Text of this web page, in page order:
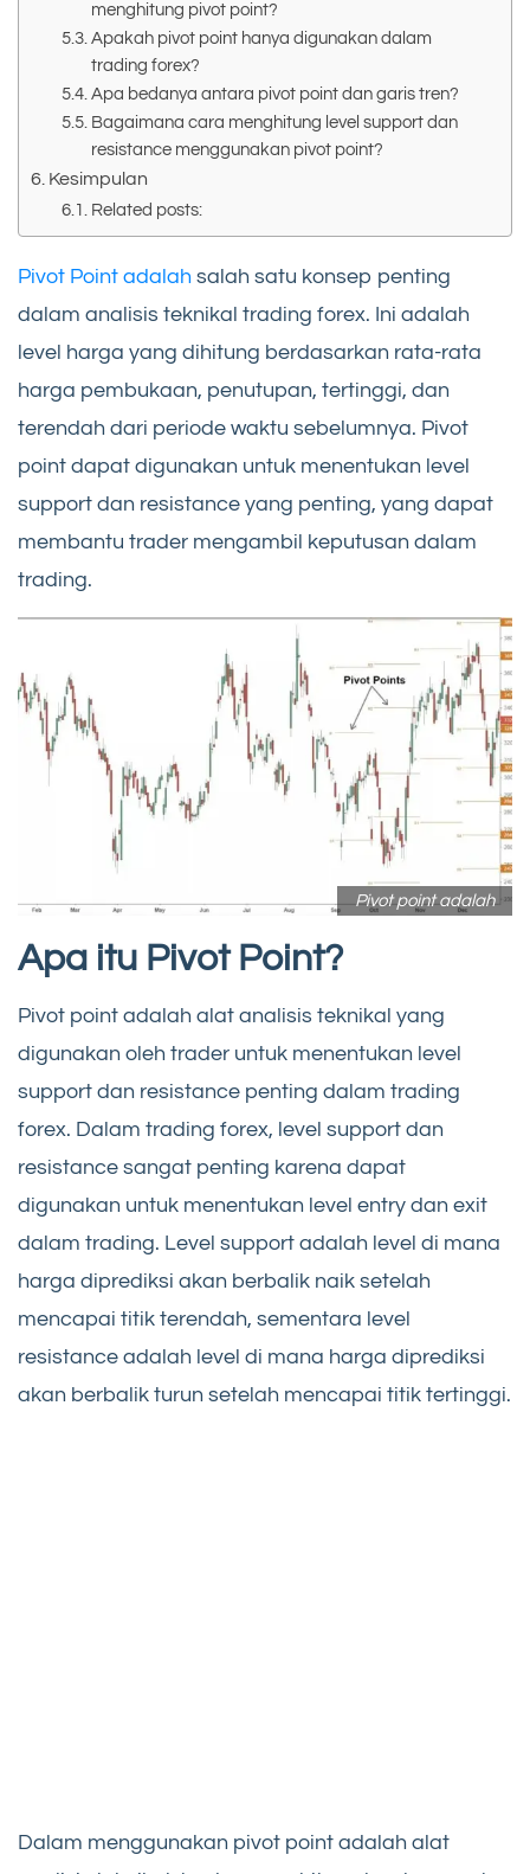
menghitung pivot point?
Apakah pivot point hanya digunakan dalam
trading forex?
Apa bedanya antara pivot point dan garis tren?
Bagaimana cara menghitung level support dan
resistance menggunakan pivot point?
Kesimpulan
Related posts:
Pivot Point adalah salah satu konsep penting
dalam analisis teknikal trading forex. Ini adalah
level harga yang dihitung berdasarkan rata-rata
harga pembukaan, penutupan, tertinggi, dan
terendah dari periode waktu sebelumnya. Pivot
point dapat digunakan untuk menentukan level
support dan resistance yang penting, yang dapat
membantu trader mengambil keputusan dalam
trading.
Pivot point adalah
Apa itu Pivot Point?
Pivot point adalah alat analisis teknikal yang
digunakan oleh trader untuk menentukan level
support dan resistance penting dalam trading
forex. Dalam trading forex, level support dan
resistance sangat penting karena dapat
digunakan untuk menentukan level entry dan exit
dalam trading. Level support adalah level di mana
harga diprediksi akan berbalik naik setelah
mencapai titik terendah, sementara level
resistance adalah level di mana harga diprediksi
akan berbalik turun setelah mencapai titik tertinggi.
Dalam menggunakan pivot point adalah alat